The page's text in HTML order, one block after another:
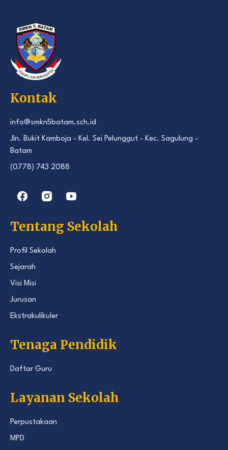
Kontak
info@smkn5batam.sch.id
Jln. Bukit Kamboja - Kel. Sei Pelunggut - Kec. Sagulung -
Batam
(0778) 743 2088
Tentang Sekolah
Profil Sekolah
Sejarah
Visi Misi
Jurusan
Ekstrakulikuler
Tenaga Pendidik
Daftar Guru
Layanan Sekolah
Perpustakaan
MPD